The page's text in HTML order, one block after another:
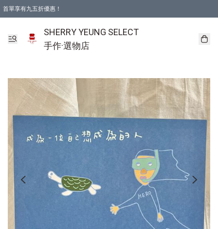
首單享有九五折優惠！
SHERRY YEUNG SELECT
手作·選物店